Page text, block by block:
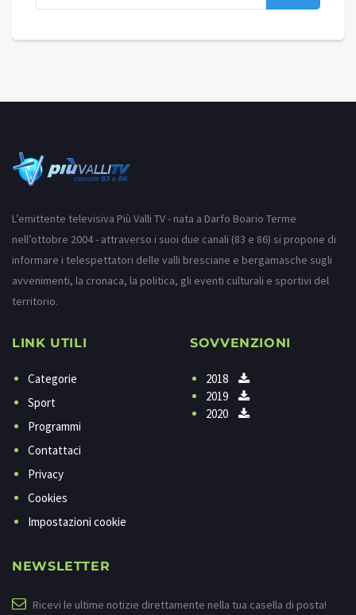
L’emittente televisiva Più Valli TV - nata a Darfo Boario Terme
nell’ottobre 2004 - attraverso i suoi due canali (83 e 86) si propone di
informare i telespettatori delle valli bresciane e bergamasche sugli
avvenimenti, la cronaca, la politica, gli eventi culturali e sportivi del
territorio.
LINK UTILI
Categorie
Sport
Programmi
Contattaci
Privacy
Cookies
Impostazioni cookie
SOVVENZIONI
2018
2019
2020
NEWSLETTER
Ricevi le ultime notizie direttamente nella tua casella di posta!